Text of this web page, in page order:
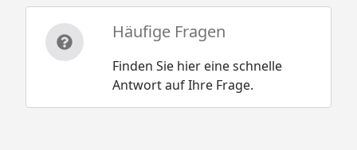
Häufige Fragen
Finden Sie hier eine schnelle
Antwort auf Ihre Frage.